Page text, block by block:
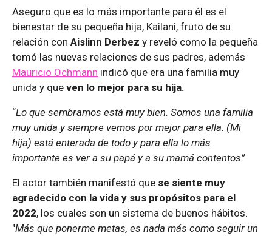
Aseguro que es lo más importante para él es el
bienestar de su pequeña hija, Kailani, fruto de su
relación con Aislinn Derbez y reveló como la pequeña
tomó las nuevas relaciones de sus padres, además
Mauricio Ochmann indicó que era una familia muy
unida y que ven lo mejor para su hija.
“Lo que sembramos está muy bien. Somos una familia
muy unida y siempre vemos por mejor para ella. (Mi
hija) está enterada de todo y para ella lo más
importante es ver a su papá y a su mamá contentos”
El actor también manifestó que se siente muy
agradecido con la vida y sus propósitos para el
2022, los cuales son un sistema de buenos hábitos.
"Más que ponerme metas, es nada más como seguir un